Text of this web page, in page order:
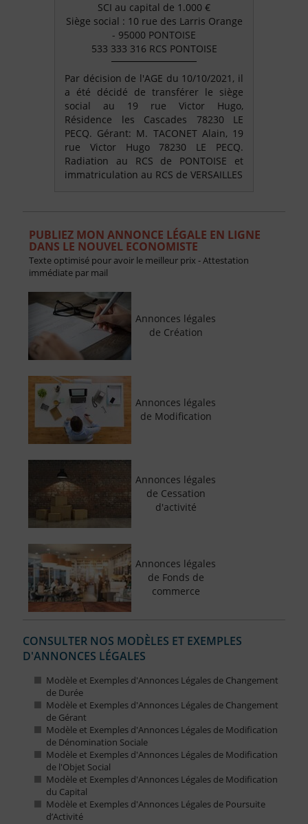
SCI au capital de 1.000 €
Siège social : 10 rue des Larris Orange
- 95000 PONTOISE
533 333 316 RCS PONTOISE
Par décision de l'AGE du 10/10/2021, il
a été décidé de transférer le siège
social au 19 rue Victor Hugo,
Résidence les Cascades 78230 LE
PECQ. Gérant: M. TACONET Alain, 19
rue Victor Hugo 78230 LE PECQ.
Radiation au RCS de PONTOISE et
immatriculation au RCS de VERSAILLES
PUBLIEZ MON ANNONCE LÉGALE EN LIGNE
DANS LE NOUVEL ECONOMISTE
Texte optimisé pour avoir le meilleur prix - Attestation
immédiate par mail
Annonces légales
de Création
Annonces légales
de Modification
Annonces légales
de Cessation
d'activité
Annonces légales
de Fonds de
commerce
CONSULTER NOS MODÈLES ET EXEMPLES
D'ANNONCES LÉGALES
Modèle et Exemples d'Annonces Légales de Changement
de Durée
Modèle et Exemples d'Annonces Légales de Changement
de Gérant
Modèle et Exemples d'Annonces Légales de Modification
de Dénomination Sociale
Modèle et Exemples d'Annonces Légales de Modification
de l'Objet Social
Modèle et Exemples d'Annonces Légales de Modification
du Capital
Modèle et Exemples d'Annonces Légales de Poursuite
d’Activité